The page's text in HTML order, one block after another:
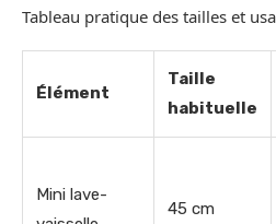
Tableau pratique des tailles et
Élément
Taille
habituelle
Mini lave-
45 cm